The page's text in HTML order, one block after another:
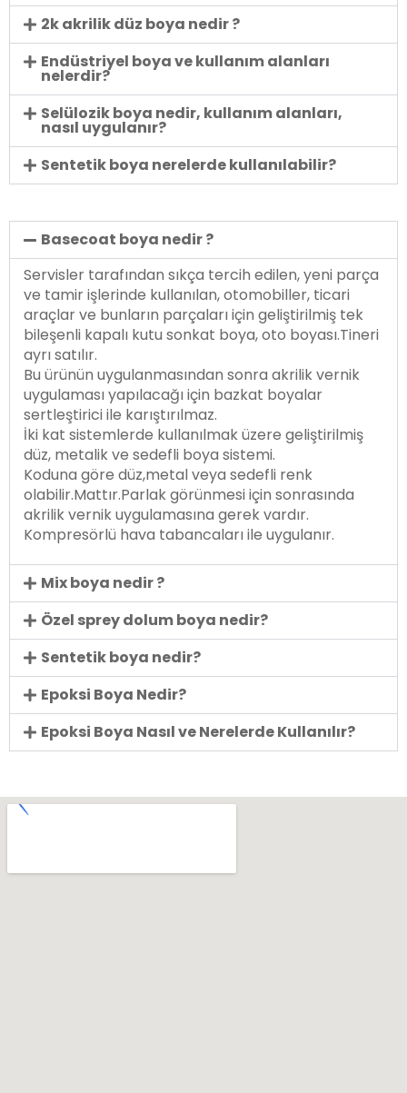
2k akrilik düz boya nedir ?
Endüstriyel boya ve kullanım alanları
nelerdir?
Selülozik boya nedir, kullanım alanları,
nasıl uygulanır?
Sentetik boya nerelerde kullanılabilir?
Basecoat boya nedir ?
Servisler tarafından sıkça tercih edilen, yeni parça
ve tamir işlerinde kullanılan, otomobiller, ticari
araçlar ve bunların parçaları için geliştirilmiş tek
bileşenli kapalı kutu sonkat boya, oto boyası.Tineri
ayrı satılır.
Bu ürünün uygulanmasından sonra akrilik vernik
uygulaması yapılacağı için bazkat boyalar
sertleştirici ile karıştırılmaz.
İki kat sistemlerde kullanılmak üzere geliştirilmiş
düz, metalik ve sedefli boya sistemi.
Koduna göre düz,metal veya sedefli renk
olabilir.Mattır.Parlak görünmesi için sonrasında
akrilik vernik uygulamasına gerek vardır.
Kompresörlü hava tabancaları ile uygulanır.
Mix boya nedir ?
Özel sprey dolum boya nedir?
Sentetik boya nedir?
Epoksi Boya Nedir?
Epoksi Boya Nasıl ve Nerelerde Kullanılır?